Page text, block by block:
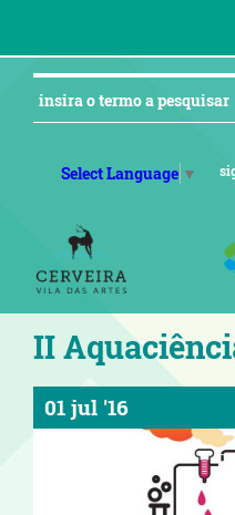
Select Language ▼
II
01 jul '16